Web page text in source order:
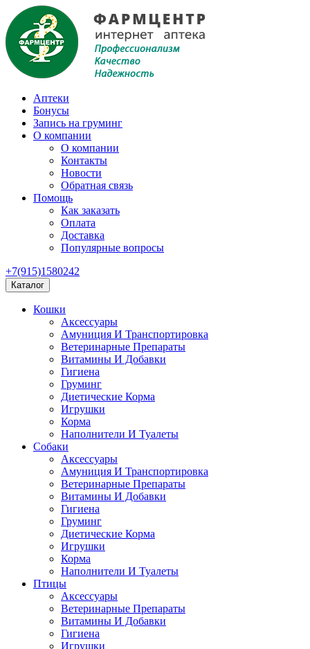
Аптеки
Бонусы
Запись на груминг
О компании
О компании
Контакты
Новости
Обратная связь
Помощь
Как заказать
Оплата
Доставка
Популярные вопросы
+7(915)1580242
Каталог
Кошки
Аксессуары
Амуниция И Транспортировка
Ветеринарные Препараты
Витамины И Добавки
Гигиена
Груминг
Диетические Корма
Игрушки
Корма
Наполнители И Туалеты
Собаки
Аксессуары
Амуниция И Транспортировка
Ветеринарные Препараты
Витамины И Добавки
Гигиена
Груминг
Диетические Корма
Игрушки
Корма
Наполнители И Туалеты
Птицы
Аксессуары
Ветеринарные Препараты
Витамины И Добавки
Гигиена
Игрушки